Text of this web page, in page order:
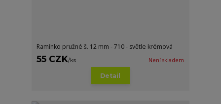
Ramínko pružné š. 12 mm - 710 - světle krémová
55 CZK/ks Není skladem
Detail